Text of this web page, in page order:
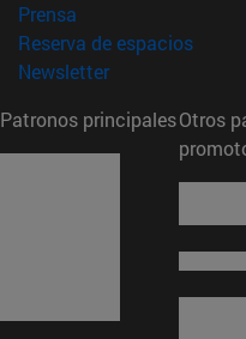
Prensa
Reserva de espacios(abre
Newsletter(abre en nueva
Patronos principalesOtros